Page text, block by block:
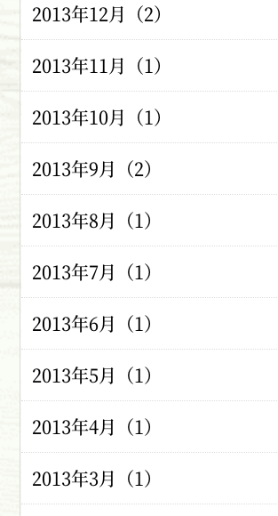
2013年12月（2）
2013年11月（1）
2013年10月（1）
2013年9月（2）
2013年8月（1）
2013年7月（1）
2013年6月（1）
2013年5月（1）
2013年4月（1）
2013年3月（1）